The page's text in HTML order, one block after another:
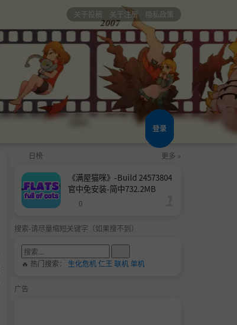
关于投稿 关于注册 隐私政策
登录
日榜 更多 »
《满屋猫咪》-Build 24573804
官中免安装-简中732.2MB
0
搜索-请尽量缩短关键字（如果搜不到）
🔥 热门搜索： 生化危机仁王 联机单机
广告